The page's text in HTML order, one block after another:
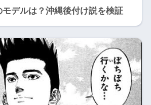
デルは？沖縄後付け説を検証